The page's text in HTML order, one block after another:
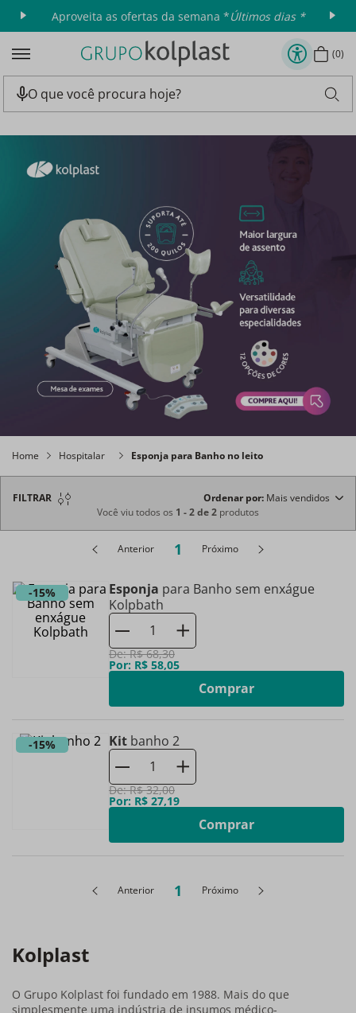
Aproveita as ofertas da semana *Últimos dias *
0
Home Hospitalar Esponja para Banho no leito
FILTRAR Ordenar por Mais vendidos
Você viu todos os 1 -2de2 produtos
Anterior 1 Próximo
-15% Esponja para Banho sem enxágue
Kolpbath
De:R$ 68,30
Por: R$ 58,05
Comprar
-15% Kit banho 2
De:R$ 32,00
Por: R$ 27,19
Comprar
Anterior 1 Próximo
Kolplast
O Grupo Kolplast foi fundado em 1988. Mais do que
simplesmente uma indústria de insumos médico-